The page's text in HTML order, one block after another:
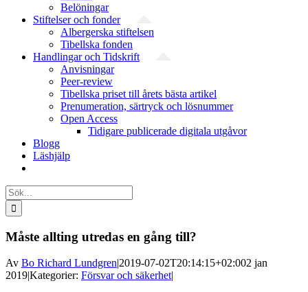
Belöningar
Stiftelser och fonder
Albergerska stiftelsen
Tibellska fonden
Handlingar och Tidskrift
Anvisningar
Peer-review
Tibellska priset till årets bästa artikel
Prenumeration, särtryck och lösnummer
Open Access
Tidigare publicerade digitala utgåvor
Blogg
Läshjälp
Sök
efter:
Måste allting utredas en gång till?
Av Bo Richard Lundgren|2019-07-02T20:14:15+02:002 jan
2019|Kategorier: Försvar och säkerhet|